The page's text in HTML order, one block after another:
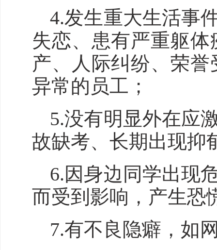
4.发生重大生活事
失恋、患有严重躯
产、人际纠纷、荣
异常的员工；
5.没有明显外在应
故缺考、长期出现抑
6.因身边同学出现
而受到影响，产生恐
7.有不良隐癖，如